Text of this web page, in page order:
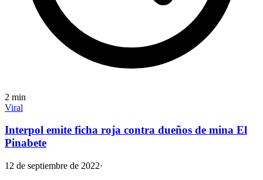
2 min
Viral
Interpol emite ficha roja contra dueños de mina El
Pinabete
12 de septiembre de 2022·